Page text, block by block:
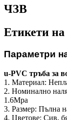
ЧЗВ
Етикети
Параметри
u-PVC тръба за
1. Материал:
2. Номинално
1.6Mpa
3. Размер: Пълна
4. Цветове: Сив,